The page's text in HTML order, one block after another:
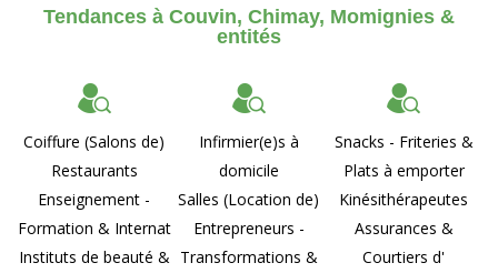
Tendances à Couvin, Chimay, Momignies &
entités
Coiffure (Salons de)
Restaurants
Enseignement -
Formation & Internat
Instituts de beauté &
Infirmier(e)s à
domicile
Salles (Location de)
Entrepreneurs -
Transformations &
Snacks - Friteries &
Plats à emporter
Kinésithérapeutes
Assurances &
Courtiers d'